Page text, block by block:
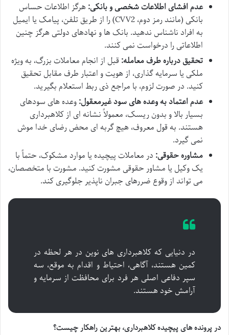
عدم افشای اطلاعات شخصی و بانکی: هرگز اطلاعات حساس
بانکی (مانند رمز دوم، CVV2) را از طریق تلفن، پیامک یا ایمیل
به افراد ناشناس ندهید. بانک ها و نهادهای دولتی هرگز چنین
اطلاعاتی را درخواست نمی کنند.
تحقیق درباره طرف معامله: قبل از انجام معاملات بزرگ، به ویژه
ملکی یا سرمایه گذاری، از هویت و اعتبار طرف مقابل تحقیق
کنید. در صورت لزوم، با مراجع ذی ربط استعلام بگیرید.
عدم اعتماد به وعده های سود غیرمعقول:وعده های سودهای
بسیار بالا و بدون ریسک، معمولاً نشانه ای از کلاهبرداری
هستند. به قول معروف، هیچ گربه ای محض رضای خدا موش
نمی گیرد.
مشاوره حقوقی: در معاملات پیچیده یا موارد مشکوک، حتماً با
یک وکیل یا مشاور حقوقی مشورت کنید. مشورت با متخصصان،
می تواند از وقوع ضررهای جبران ناپذیر جلوگیری کند.
در دنیایی که کلاهبرداری های نوین در هر لحظه در
کمین هستند، آگاهی، احتیاط و اقدام به موقع، سه
سپر دفاعی اصلی هر فرد برای محافظت از سرمایه و
آرامش خود هستند.
در پرونده های پیچیده کلاهبرداری، بهترین راهکار چیست؟